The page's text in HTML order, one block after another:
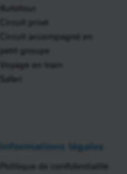
Autotour
Circuit privé
Circuit accompagné en
petit groupe
Voyage en train
Safari
Informations légales
Politique de confidentialité